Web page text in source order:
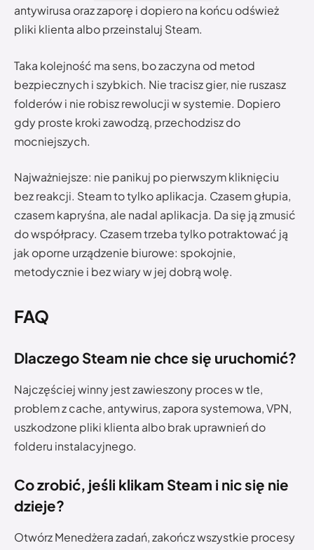
antywirusa oraz zaporę i dopiero na końcu odśwież
pliki klienta albo przeinstaluj Steam.
Taka kolejność ma sens, bo zaczyna od metod
bezpiecznych i szybkich. Nie tracisz gier, nie ruszasz
folderów i nie robisz rewolucji w systemie. Dopiero
gdy proste kroki zawodzą, przechodzisz do
mocniejszych.
Najważniejsze: nie panikuj po pierwszym kliknięciu
bez reakcji. Steam to tylko aplikacja. Czasem głupia,
czasem kapryśna, ale nadal aplikacja. Da się ją zmusić
do współpracy. Czasem trzeba tylko potraktować ją
jak oporne urządzenie biurowe: spokojnie,
metodycznie i bez wiary w jej dobrą wolę.
FAQ
Dlaczego Steam nie chce się uruchomić?
Najczęściej winny jest zawieszony proces w tle,
problem z cache, antywirus, zapora systemowa, VPN,
uszkodzone pliki klienta albo brak uprawnień do
folderu instalacyjnego.
Co zrobić, jeśli klikam Steam i nic się nie
dzieje?
Otwórz Menedżera zadań, zakończ wszystkie procesy